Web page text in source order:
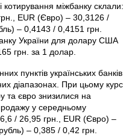
міжбанку склали:
EUR (Євро) – 30,3126 /
– 0,4143 / 0,4151 грн.
України для долару США
грн. за 1 долар.
пунктів українських банків
діапазонах. При цьому курс
та євро знизилися на
у середньому
/ 26,95 грн., EUR (Євро) –
– 0,385 / 0,42 грн.